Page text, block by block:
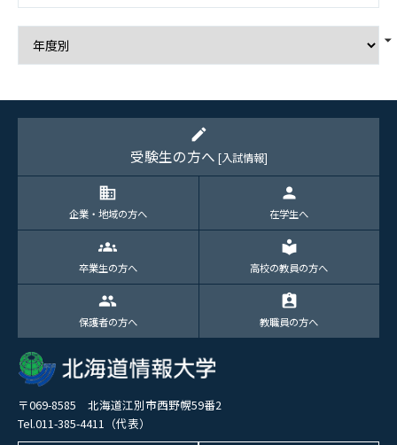
edit
受験生の方へ [入試情報]
domain
企業・地域の方へ
person
在学生へ
groups
卒業生の方へ
local_library
高校の教員の方へ
group
保護者の方へ
assignment_ind
教職員の方へ
〒069-8585 北海道江別市西野幌59番2
Tel.011-385-4411（代表）